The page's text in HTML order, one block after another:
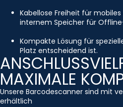
Kabellose Freiheit für
internem Speicher für
Kompakte Lösung für
Platz entscheidend ist.
MAXIMALE
Unsere Barcodescanner sind mit
erhältlich